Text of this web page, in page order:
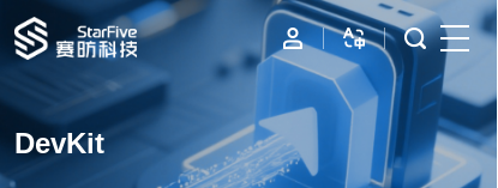
首页
IP
DevKit